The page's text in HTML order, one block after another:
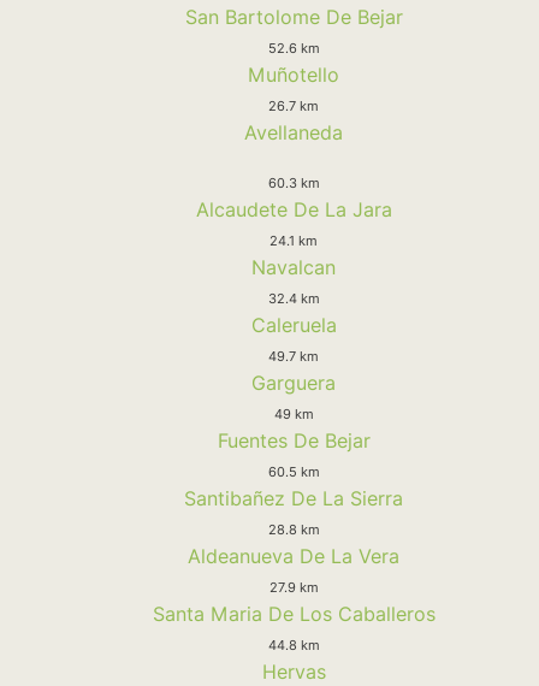
San Bartolome De Bejar
52.6 km
Muñotello
26.7 km
Avellaneda
60.3 km
Alcaudete De La Jara
24.1 km
Navalcan
32.4 km
Caleruela
49.7 km
Garguera
49 km
Fuentes De Bejar
60.5 km
Santibañez De La Sierra
28.8 km
Aldeanueva De La Vera
27.9 km
Santa Maria De Los Caballeros
44.8 km
Hervas